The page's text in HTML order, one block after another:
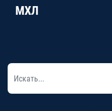
МХЛ